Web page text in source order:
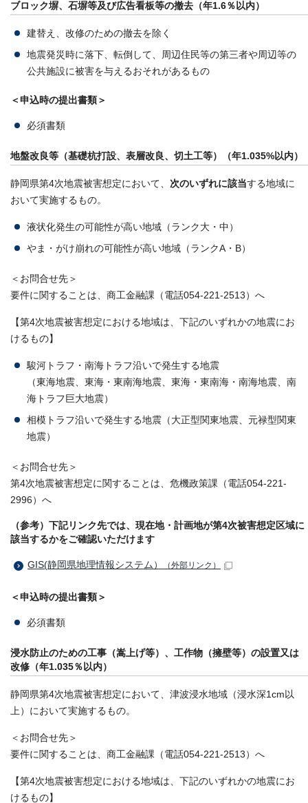
ブロック塀、石塀等及び広告看板等の撤去（年1.6％以内）
建替え、改修のための撤去を除く
地震発災時に落下、転倒して、周辺住民等の第三者や周辺等の
公共施設に被害を与えるおそれがあるもの
＜申込時の提出書類＞
必須書類
地盤改良等（基礎杭打設、表層改良、切土工等）（年1.035%以内）
静岡県第4次地震被害想定において、 次のいずれに該当する地域に
おいて実施するもの。
液状化発生の可能性が高い地域（ランク大・中）
やま・がけ崩れの可能性が高い地域（ランクA・B）
＜お問合せ先＞
要件に関することは、商工金融課（電話054-221-2513）へ
【第4次地震被害想定における地域は、下記のいずれかの地震にお
けるもの】
駿河トラフ・南海トラフ沿いで発生する地震
（東海地震、東海・東南海地震、東海・東南海・南海地震、南
海トラフ巨大地震）
相模トラフ沿いで発生する地震（大正型関東地震、元禄型関東
地震）
＜お問合せ先＞
第4次地震被害想定に関することは、危機政策課（電話054-221-
2996）へ
（参考）下記リンク先では、現在地・計画地が第4次被害想定区域に
該当するかをご確認いただけます
GIS(静岡県地理情報システム） （外部リンク）
＜申込時の提出書類＞
必須書類
浸水防止のための工事（嵩上げ等）、工作物（擁壁等）の設置又は
改修（年1.035％以内）
静岡県第4次地震被害想定において、津波浸水地域（浸水深1cm以
上）において実施するもの。
＜お問合せ先＞
要件に関することは、商工金融課（電話054-221-2513）へ
【第4次地震被害想定における地域は、下記のいずれかの地震にお
けるもの】